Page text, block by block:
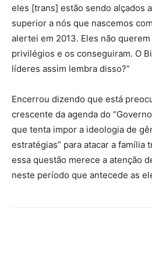
eles [trans] estão sendo alçados
superior a nós que nascemos
alertei em 2013. Eles não
privilégios e os conseguiram. O
líderes assim lembra disso?”
Encerrou dizendo que está
crescente da agenda do
que tenta impor a ideologia de
estratégias” para atacar a família
essa questão merece a atenção
neste período que antecede as